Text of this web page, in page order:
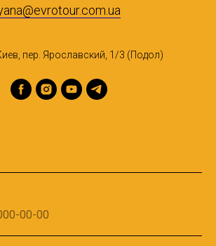
пер. Ярославский, 1/3 (Подол)